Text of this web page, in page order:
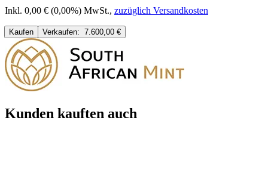
Inkl. 0,00 € (0,00%) MwSt., zuzüglich Versandkosten
Kaufen Verkaufen: 7.600,00 €
Kunden kauften auch